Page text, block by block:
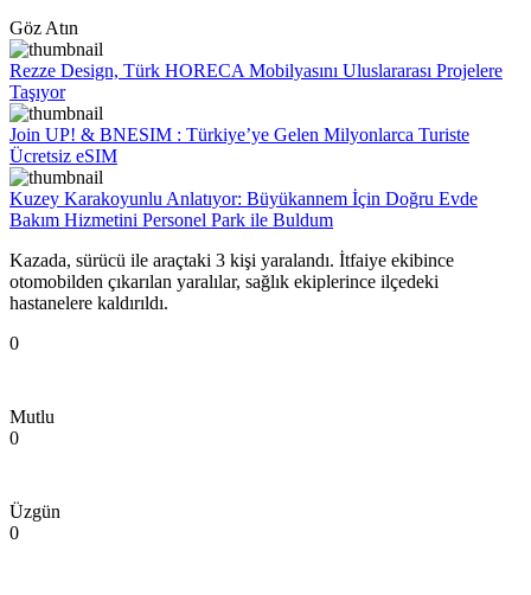
Göz Atın
Rezze Design, Türk HORECA Mobilyasını Uluslararası Projelere
Taşıyor
Join UP! & BNESIM : Türkiye’ye Gelen Milyonlarca Turiste
Ücretsiz eSIM
Kuzey Karakoyunlu Anlatıyor: Büyükannem İçin Doğru Evde
Bakım Hizmetini Personel Park ile Buldum
Kazada, sürücü ile araçtaki 3 kişi yaralandı. İtfaiye ekibince
otomobilden çıkarılan yaralılar, sağlık ekiplerince ilçedeki
hastanelere kaldırıldı.
0
Mutlu
0
Üzgün
0